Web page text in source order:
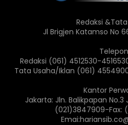
Redaksi
Jl Brigjen Katamso No
Redaksi (061) 4512530-
Tata Usaha/Iklan (061)
Kantor
Jakarta: Jln. Balikpapan No.3
(021)3847909-Fax: